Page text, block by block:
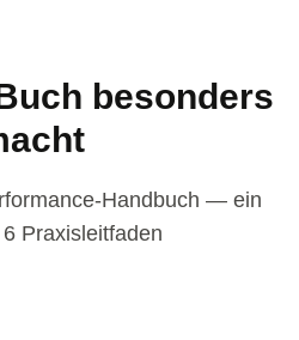
besonders
Handbuch — ein
Praxisleitfaden